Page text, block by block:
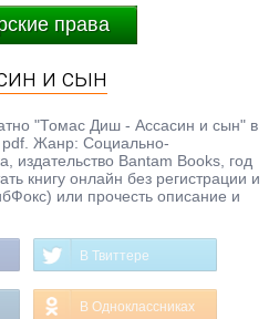
права
и сын
"Томас Диш - Ассасин и сын" в
Жанр: Социально-
издательство Bantam Books, год
книгу онлайн без регистрации и
или прочесть описание и
В Твиттере
В Одноклассниках